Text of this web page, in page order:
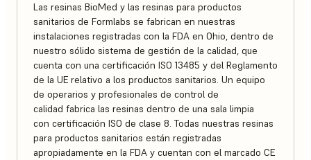
Las resinas BioMed y las resinas para productos
sanitarios de Formlabs se fabrican en nuestras
instalaciones registradas con la FDA en Ohio, dentro de
nuestro sólido sistema de gestión de la calidad, que
cuenta con una certificación ISO 13485 y del Reglamento
de la UE relativo a los productos sanitarios. Un equipo
de operarios y profesionales de control de
calidad fabrica las resinas dentro de una sala limpia
con certificación ISO de clase 8. Todas nuestras resinas
para productos sanitarios están registradas
apropiadamente en la FDA y cuentan con el marcado CE